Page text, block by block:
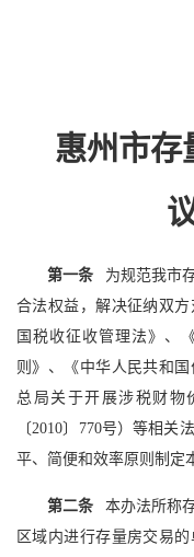
惠州市存
第一条 为规范我市
合法权益，解决征纳双
国税收征收管理法》、
则》、《中华人民共和
总局关于开展涉税财物
〔2010〕770号）等相
平、简便和效率原则制定
第二条 本办法所称
区域内进行存量房交易